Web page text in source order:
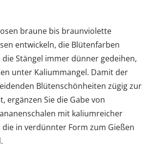
braune bis braunviolette
entwickeln, die Blütenfarben
Stängel immer dünner gedeihen,
unter Kaliummangel. Damit der
Blütenschönheiten zügig zur
ergänzen Sie die Gabe von
mit kaliumreicher
die in verdünnter Form zum Gießen